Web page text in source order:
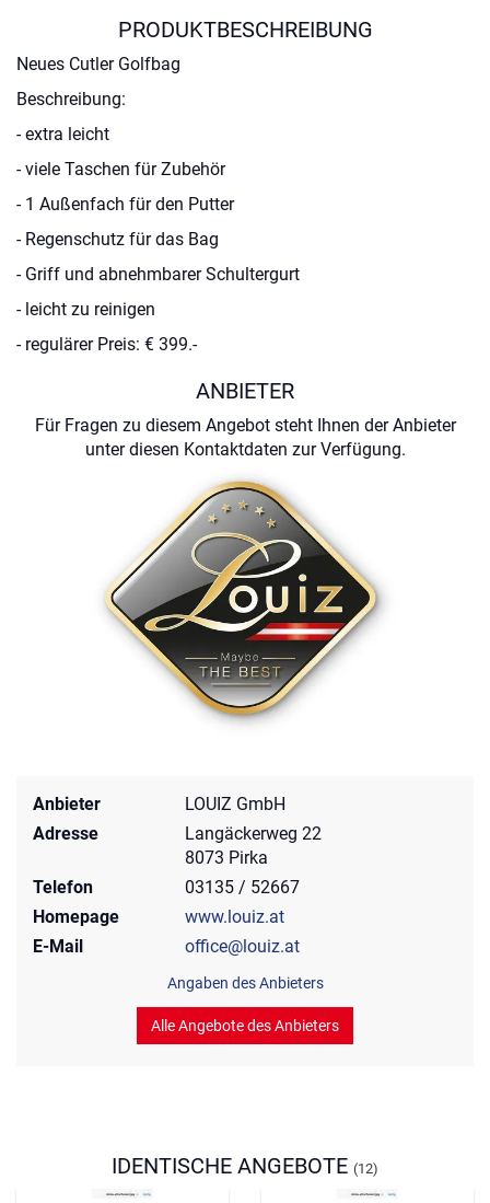
PRODUKTBESCHREIBUNG
Neues Cutler Golfbag
Beschreibung:
- extra leicht
- viele Taschen für Zubehör
- 1 Außenfach für den Putter
- Regenschutz für das Bag
- Griff und abnehmbarer Schultergurt
- leicht zu reinigen
- regulärer Preis: € 399.-
ANBIETER
Für Fragen zu diesem Angebot steht Ihnen der Anbieter
unter diesen Kontaktdaten zur Verfügung.
Anbieter
LOUIZ GmbH
Adresse
Langäckerweg 22
8073 Pirka
Telefon
03135 / 52667
Homepage
www.louiz.at
E-Mail
office@louiz.at
Angaben des Anbieters
Alle Angebote des Anbieters
IDENTISCHE ANGEBOTE (12)